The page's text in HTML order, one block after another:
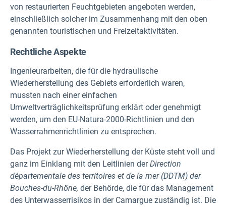
von restaurierten Feuchtgebieten angeboten werden,
einschließlich solcher im Zusammenhang mit den oben
genannten touristischen und Freizeitaktivitäten.
Rechtliche Aspekte
Ingenieurarbeiten, die für die hydraulische
Wiederherstellung des Gebiets erforderlich waren,
mussten nach einer einfachen
Umweltverträglichkeitsprüfung erklärt oder genehmigt
werden, um den EU-Natura-2000-Richtlinien und den
Wasserrahmenrichtlinien zu entsprechen.
Das Projekt zur Wiederherstellung der Küste steht voll und
ganz im Einklang mit den Leitlinien derDirection
départementale des territoires et de la mer (DDTM) der
Bouches-du-Rhône, der Behörde, die für das Management
des Unterwasserrisikos in der Camargue zuständig ist. Die